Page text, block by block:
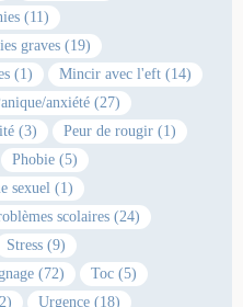
(11)
graves (19)
(1)
Mincir avec l'eft (14)
anxiété (27)
(3)
Peur de rougir (1)
Phobie (5)
sexuel (1)
scolaires (24)
Stress (9)
(72)
Toc (5)
Urgence (18)